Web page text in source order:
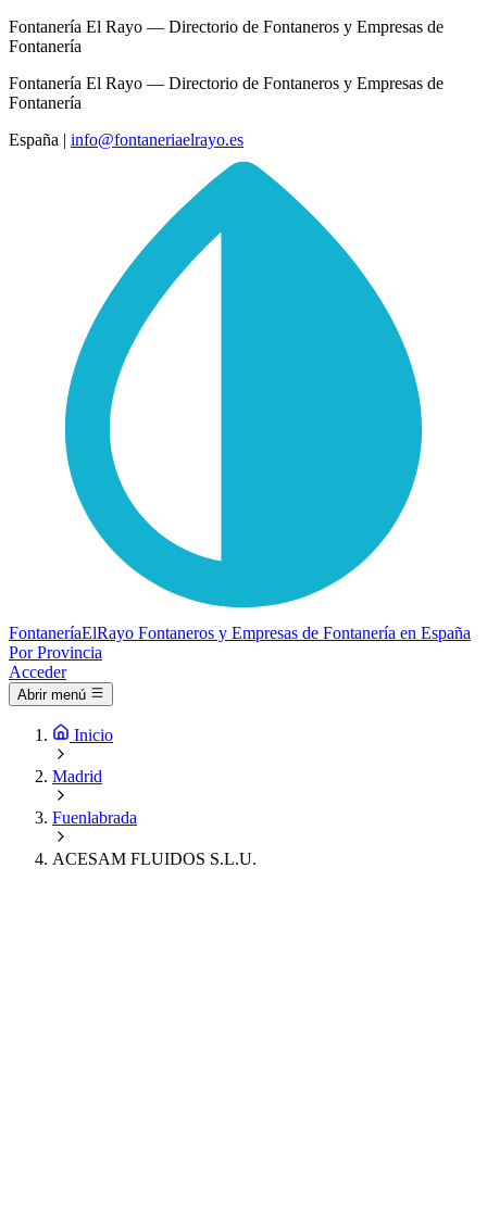
Fontanería El Rayo — Directorio de Fontaneros y Empresas de
Fontanería
Fontanería El Rayo — Directorio de Fontaneros y Empresas de
Fontanería
España | info@fontaneriaelrayo.es
FontaneríaElRayo Fontaneros y Empresas de Fontanería en España
Por Provincia
Acceder
Abrir menú
Inicio
Madrid
Fuenlabrada
ACESAM FLUIDOS S.L.U.